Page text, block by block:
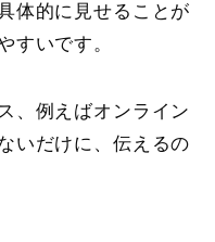
体的に見せることが
すいです。
、例えばオンライン
いだけに、伝えるの